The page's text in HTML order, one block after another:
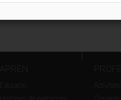
APRÈN
Educació